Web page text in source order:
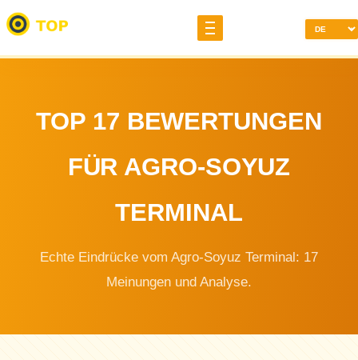
TOP 17 BEWERTUNGEN
FÜR AGRO-SOYUZ
TERMINAL
Echte Eindrücke vom Agro-Soyuz Terminal: 17
Meinungen und Analyse.